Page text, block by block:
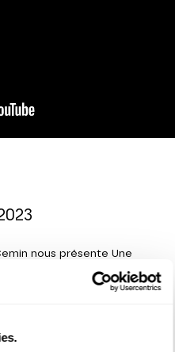
nous présente Une
est invité à chanter avec les